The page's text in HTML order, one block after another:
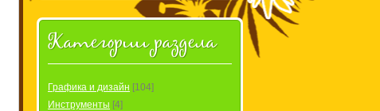
Категории раздела
Графика и дизайн [104]
Инструменты [4]